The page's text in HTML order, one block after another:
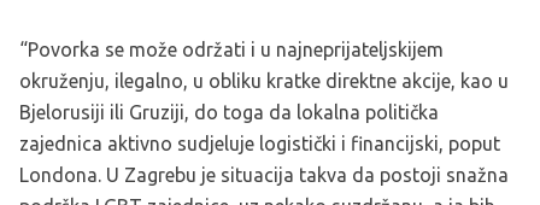
“Povorka se može održati i u najneprijateljskijem
okruženju, ilegalno, u obliku kratke direktne akcije, kao u
Bjelorusiji ili Gruziji, do toga da lokalna politička
zajednica aktivno sudjeluje logistički i financijski, poput
Londona. U Zagrebu je situacija takva da postoji snažna